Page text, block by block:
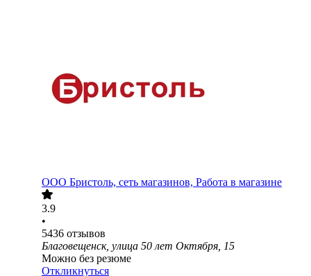
ООО Бристоль, сеть магазинов, Работа в магазине
3.9
•
5436 отзывов
Благовещенск, улица 50 лет Октября, 15
Можно без резюме
Откликнуться